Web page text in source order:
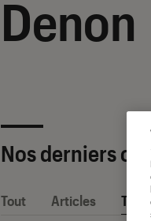
Denon
Nos derniers
Tout Articles Tests